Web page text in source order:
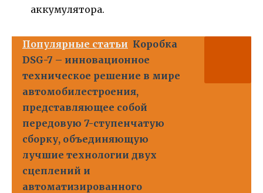
аккумулятора.
Популярные статьи Коробка
DSG-7 – инновационное
техническое решение в мире
автомобилестроения,
представляющее собой
передовую 7-ступенчатую
сборку, объединяющую
лучшие технологии двух
сцеплений и
автоматизированного